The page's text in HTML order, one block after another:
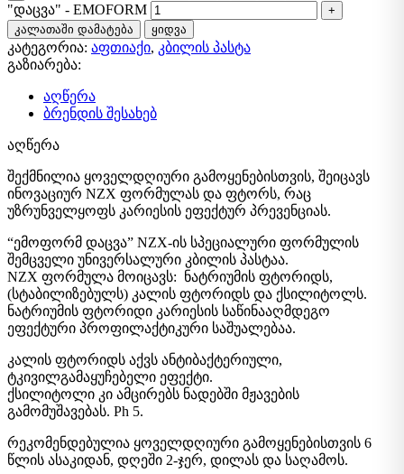
"დაცვა" - EMOFORM
კალათაში დამატება ყიდვა
კატეგორია: აფთიაქი, კბილის პასტა
გაზიარება:
აღწერა
ბრენდის შესახებ
აღწერა
შექმნილია ყოველდღიური გამოყენებისთვის, შეიცავს
ინოვაციურ NZX ფორმულას და ფტორს, რაც
უზრუნველყოფს კარიესის ეფექტურ პრევენციას.
“ემოფორმ დაცვა” NZX-ის სპეციალური ფორმულის
შემცველი უნივერსალური კბილის პასტაა.
NZX ფორმულა მოიცავს: ნატრიუმის ფტორიდს,
(სტაბილიზებულს) კალის ფტორიდს და ქსილიტოლს.
ნატრიუმის ფტორიდი კარიესის საწინააღმდეგო
ეფექტური პროფილაქტიკური საშუალებაა.
კალის ფტორიდს აქვს ანტიბაქტერიული,
ტკივილგამაყუჩებელი ეფექტი.
ქსილიტოლი კი ამცირებს ნადებში მჟავების
გამომუშავებას. Ph 5.
რეკომენდებულია ყოველდღიური გამოყენებისთვის 6
წლის ასაკიდან, დღეში 2-ჯერ, დილას და საღამოს.